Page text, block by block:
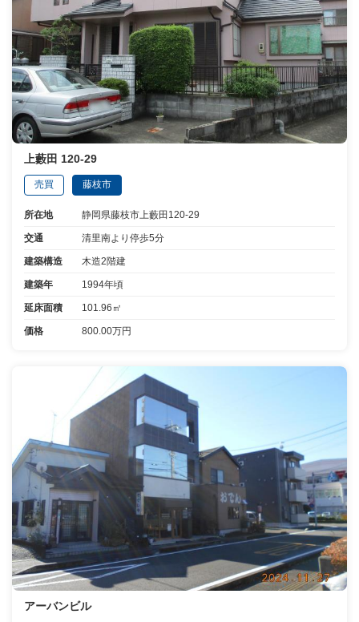
上藪田 120-29
売買 藤枝市
所在地 静岡県藤枝市上藪田120-29
交通 清里南より停歩5分
建築構造 木造2階建
建築年 1994年頃
延床面積 101.96㎡
価格 800.00万円
アーバンビル